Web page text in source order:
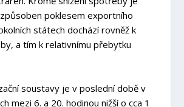
poklesem exportního
státech dochází rovněž k
a tím k relativnímu přebytku
soustavy je v poslední době v
mezi 6. a 20. hodinou nižší o cca 1